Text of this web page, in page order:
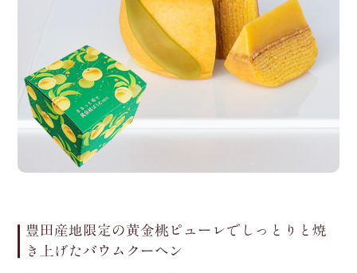
豊田産地限定の黄金桃ピューレでしっとりと焼
き上げたバウムクーヘン